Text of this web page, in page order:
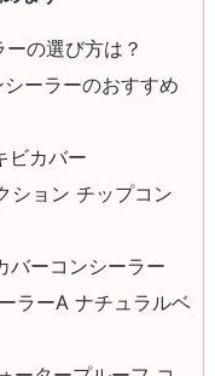
ーの選び方は？
ーラーのおすすめ
ビカバー
ション チップコン
バーコンシーラー
ラーA ナチュラルベ